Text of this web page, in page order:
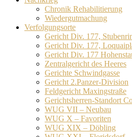
Chronik Rehabilitierung
Wiedergutmachung
Verfolgungsorte
Gericht Div. 177,
Gericht Div. 177,
Gericht Div. 177
Zentralgericht des Heeres
Gerichte Schwindgasse
Gericht 2.Panzer-Division
Feldgericht Maxingstraße
Gerichtsherren-Standort
WUG VII – Neubau
WUG X – Favoriten
WUG XIX – Döbling